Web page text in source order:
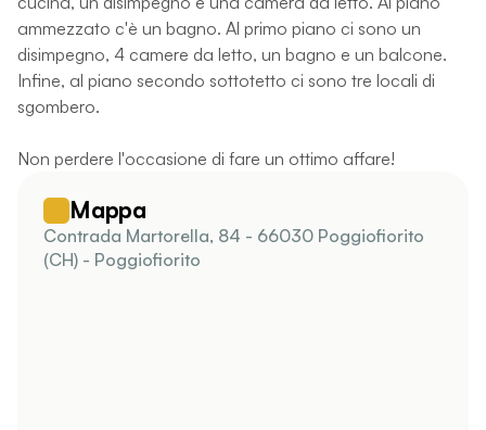
ammezzato c'è un bagno. Al primo piano ci sono un
disimpegno, 4 camere da letto, un bagno e un balcone.
Infine, al piano secondo sottotetto ci sono tre locali di
sgombero.
Non perdere l'occasione di fare un ottimo affare!
Mappa
Contrada Martorella, 84 - 66030 Poggiofiorito
(CH) - Poggiofiorito